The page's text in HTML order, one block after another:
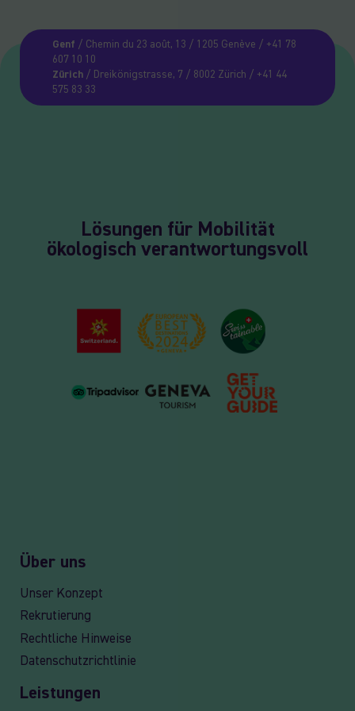
Genf / Chemin du 23 août, 13 / 1205 Genève / +41 78
607 10 10
Zürich/ Dreikönigstrasse, 7 / 8002 Zürich / +41 44
575 83 33
Lösungen für Mobilität
ökologisch verantwortungsvoll
Über uns
Unser Konzept
Rekrutierung
Rechtliche Hinweise
Datenschutzrichtlinie
Leistungen